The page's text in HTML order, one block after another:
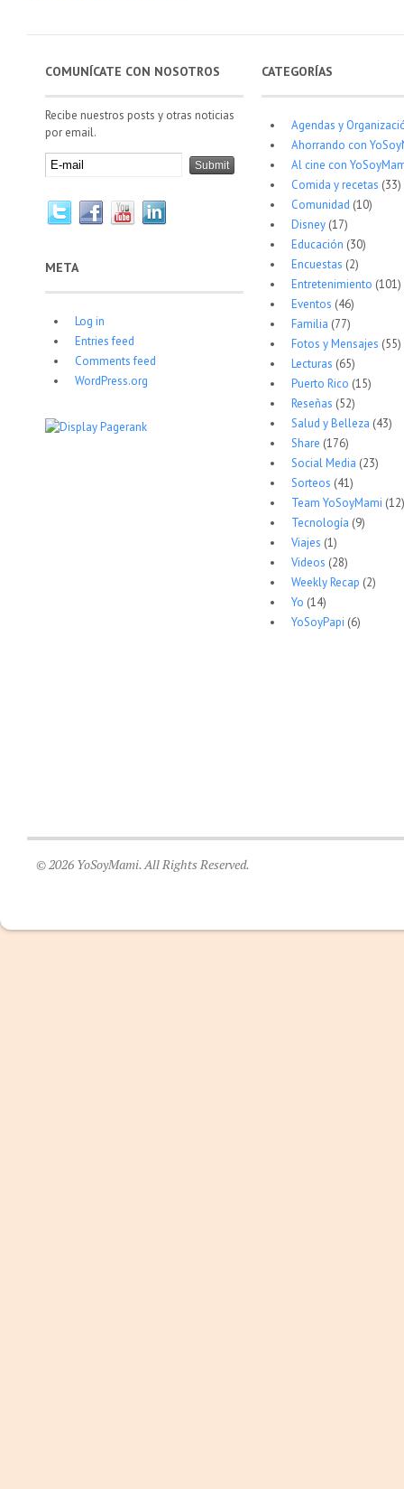
COMUNÍCATE CON NOSOTROS
Recibe nuestros posts y otras noticias
por email.
META
Log in
Entries feed
Comments feed
WordPress.org
CATEGORÍAS
Agendas y
Ahorrando con
Al cine con
Comida y recetas (33)
Comunidad (10)
Disney(17)
Educación (30)
Encuestas (2)
Entretenimiento (101)
Eventos (46)
Familia (77)
Fotos y Mensajes (55)
Lecturas (65)
Puerto Rico (15)
Reseñas (52)
Salud y Belleza (43)
Share (176)
Social Media (23)
Sorteos (41)
Team YoSoyMami (12)
Tecnología (9)
Viajes (1)
Videos (28)
Weekly Recap (2)
Yo (14)
YoSoyPapi (6)
© 2026 YoSoyMami. All Rights Reserved.